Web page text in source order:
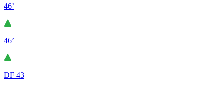
46’
46’
DF 43